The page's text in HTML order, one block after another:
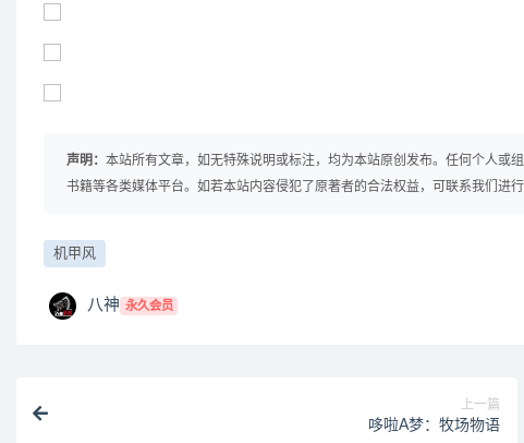
声明： 本站所有文章，如无特殊说明或标注，均为本站原创发布。任何个人或
书籍等各类媒体平台。如若本站内容侵犯了原著者的合法权益，可联系我们进行
机甲风
八神 永久会员
上一篇
哆啦A梦：牧场物语